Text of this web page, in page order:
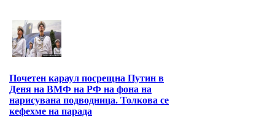
Почетен караул посрещна Путин в
Деня на ВМФ на РФ на фона на
нарисувана подводница. Толкова се
кефехме на парада